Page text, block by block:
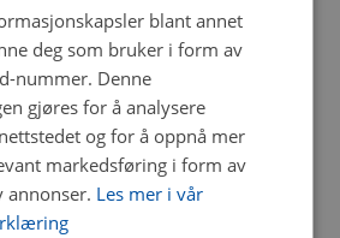
blant annet
deg som bruker i form av
nummer. Denne
gjøres for å analysere
og for å oppnå mer
markedsføring i form av
annonser. Les mer i vår